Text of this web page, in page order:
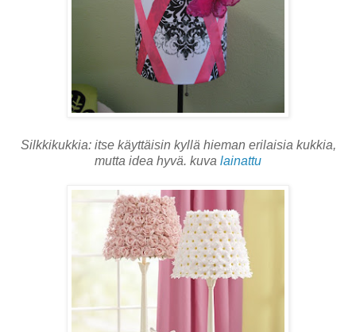
Silkkikukkia: itse käyttäisin kyllä hieman erilaisia kukkia,
mutta idea hyvä. kuva lainattu